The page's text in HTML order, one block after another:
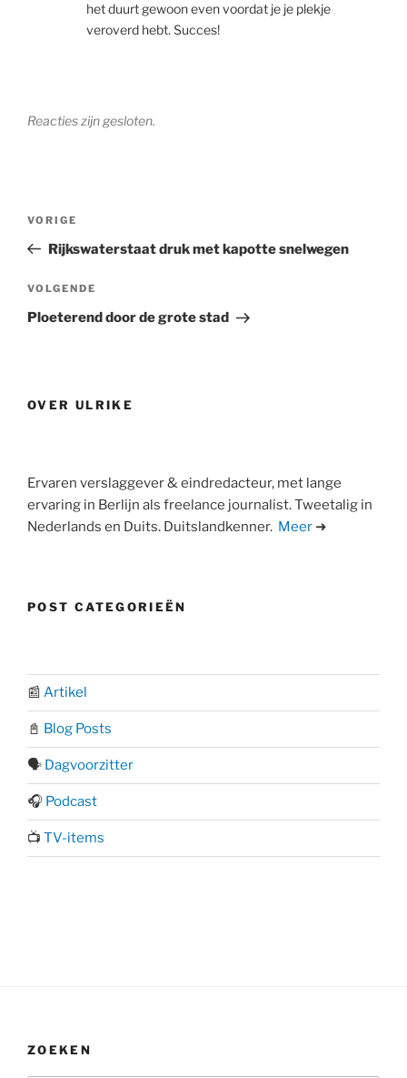
het duurt gewoon even voordat je je plekje
veroverd hebt. Succes!
Reacties zijn gesloten.
Vorig
bericht
VORIGE
Rijkswaterstaat druk met kapotte snelwegen
Volgend
bericht
VOLGENDE
Ploeterend door de grote stad
OVER ULRIKE
Ervaren verslaggever & eindredacteur, met lange
ervaring in Berlijn als freelance journalist. Tweetalig in
Nederlands en Duits. Duitslandkenner. Meer ➜
POST CATEGORIEËN
📰 Artikel
📓 Blog Posts
🗣️ Dagvoorzitter
🎧 Podcast
📺 TV-items
ZOEKEN